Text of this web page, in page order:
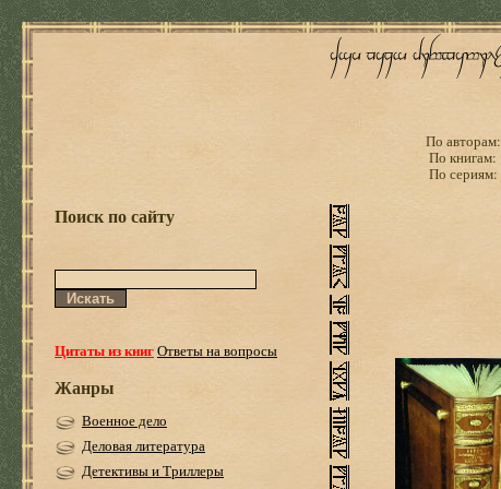
По авторам:
По книгам:
По сериям:
Поиск по сайту
Цитаты из книгОтветы на вопросы
Жанры
Военное дело
Деловая литература
Детективы и Триллеры